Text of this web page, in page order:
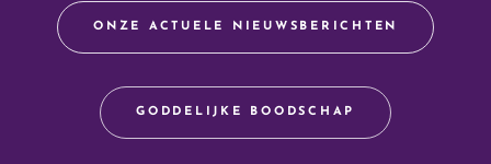
ONZE ACTUELE NIEUWSBERICHTEN
GODDELIJKE BOODSCHAP